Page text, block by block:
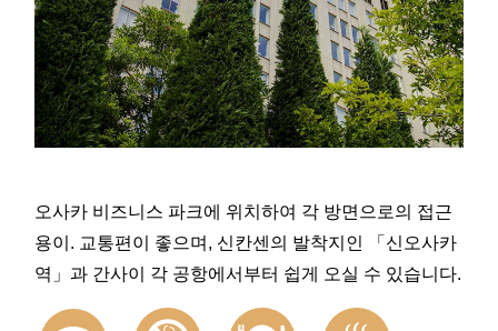
오사카 비즈니스 파크에 위치하여 각 방면으로의 접근
용이. 교통편이 좋으며, 신칸센의 발착지인 「신오사카
역」과 간사이 각 공항에서부터 쉽게 오실 수 있습니다.